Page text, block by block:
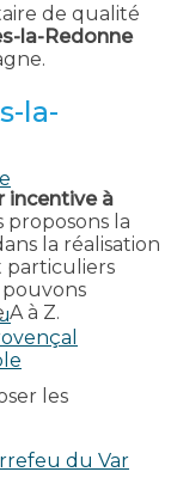
de qualité
la-Redonne
la-
incentive à
proposons la
la réalisation
particuliers
à Z.
les
du Var